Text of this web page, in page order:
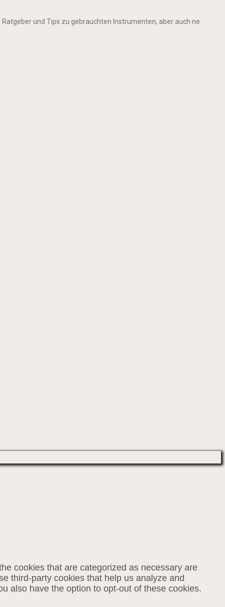
und Tips zu gebrauchten Instrumenten, aber auch ne
cookies that are categorized as necessary are
third-party cookies that help us analyze and
also have the option to opt-out of these cookies.